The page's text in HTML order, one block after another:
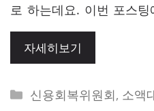
로 하는데요. 이번 포스
자세히보기
Categories
신용회복위원회, 소액